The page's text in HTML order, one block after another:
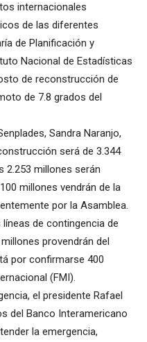
internacionales
de las diferentes
de Planificación y
Nacional de Estadísticas
de reconstrucción de
de 7.8 grados del
Sandra Naranjo,
será de 3.344
2.253 millones serán
millones vendrán de la
por la Asamblea.
de contingencia de
provendrán del
por confirmarse 400
(FMI).
el presidente Rafael
del Banco Interamericano
la emergencia,